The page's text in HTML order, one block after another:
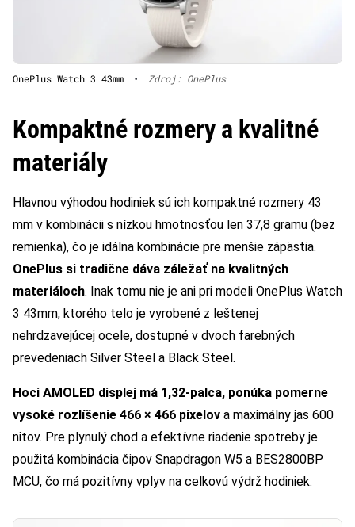
OnePlus Watch 3 43mm • Zdroj: OnePlus
Kompaktné rozmery a kvalitné
materiály
Hlavnou výhodou hodiniek sú ich kompaktné rozmery 43
mm v kombinácii s nízkou hmotnosťou len 37,8 gramu (bez
remienka), čo je idálna kombinácie pre menšie zápästia.
OnePlus si tradične dáva záležať na kvalitných
materiáloch. Inak tomu nie je ani pri modeli OnePlus Watch
3 43mm, ktorého telo je vyrobené z leštenej
nehrdzavejúcej ocele, dostupné v dvoch farebných
prevedeniach Silver Steel a Black Steel.
Hoci AMOLED displej má 1,32-palca, ponúka pomerne
vysoké rozlíšenie 466 × 466 pixelov a maximálny jas 600
nitov. Pre plynulý chod a efektívne riadenie spotreby je
použitá kombinácia čipov Snapdragon W5 a BES2800BP
MCU, čo má pozitívny vplyv na celkovú výdrž hodiniek.